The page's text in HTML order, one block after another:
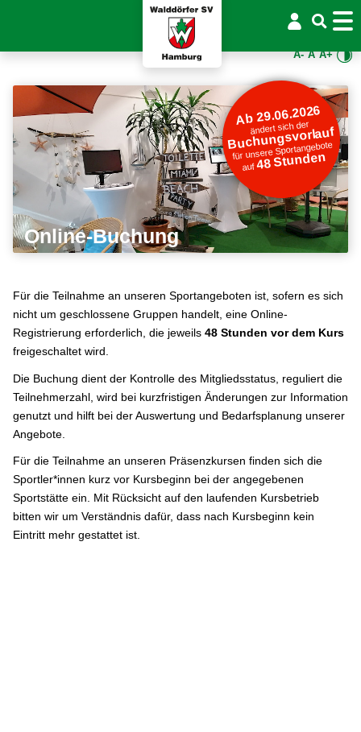
A- A A+
Ab 29.06.2026
ändert sich der
Buchungsvorlauf
für unsere Sportangebote
auf48 Stunden
Online-Buchung
Für die Teilnahme an unseren Sportangeboten ist, sofern es sich
nicht um geschlossene Gruppen handelt, eine Online-
Registrierung erforderlich, die jeweils 48 Stunden vor dem Kurs
freigeschaltet wird.
Die Buchung dient der Kontrolle des Mitgliedsstatus, reguliert die
Teilnehmerzahl, wird bei kurzfristigen Änderungen zur Information
genutzt und hilft bei der Auswertung und Bedarfsplanung unserer
Angebote.
Für die Teilnahme an unseren Präsenzkursen finden sich die
Sportler*innen kurz vor Kursbeginn bei der angegebenen
Sportstätte ein. Mit Rücksicht auf den laufenden Kursbetrieb
bitten wir um Verständnis dafür, dass nach Kursbeginn kein
Eintritt mehr gestattet ist.